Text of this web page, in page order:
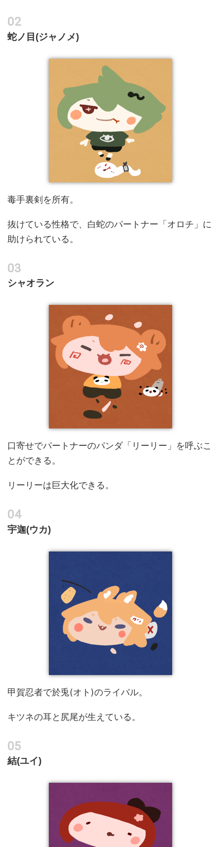
蛇ノ目(ジャノメ)
毒手裏剣を所有。
抜けている性格で、白蛇のパートナー「オロチ」に
助けられている。
シャオラン
口寄せでパートナーのパンダ「リーリー」を呼ぶこ
とができる。
リーリーは巨大化できる。
宇迦(ウカ)
甲賀忍者で於兎(オト)のライバル。
キツネの耳と尻尾が生えている。
結(ユイ)